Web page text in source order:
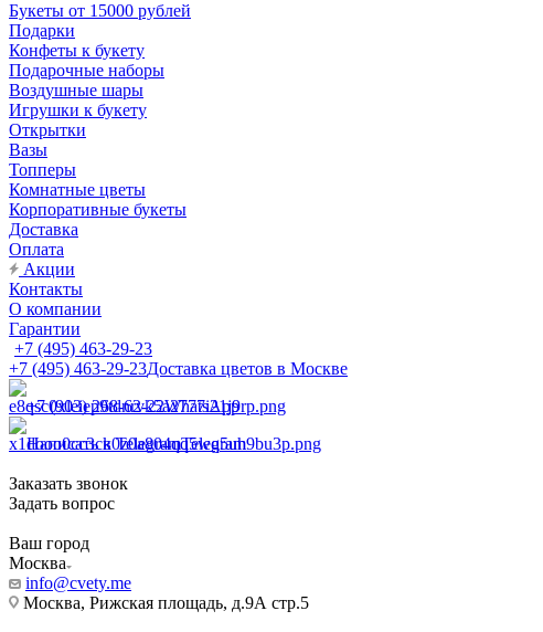
Букеты от 15000 рублей
Подарки
Конфеты к букету
Подарочные наборы
Воздушные шары
Игрушки к букету
Открытки
Вазы
Топперы
Комнатные цветы
Корпоративные букеты
Доставка
Оплата
Акции
Контакты
О компании
Гарантии
+7 (495) 463-29-23
+7 (495) 463-29-23Доставка цветов в Москве
+7 (903) 268-62-22WhatsApp
Написать в TelegramTelegram
Заказать звонок
Задать вопрос
Ваш город
Москва
info@cvety.me
Москва, Рижская площадь, д.9А стр.5